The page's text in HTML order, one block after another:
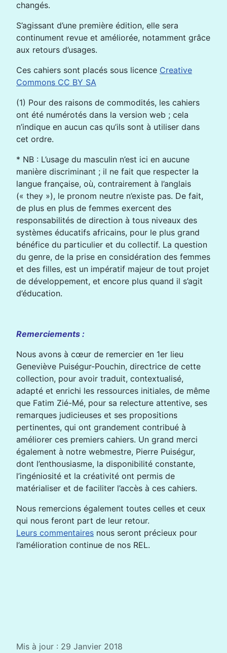
changés.
S’agissant d’une première édition, elle sera
continument revue et améliorée, notamment grâce
aux retours d’usages.
Ces cahiers sont placés sous licence Creative
Commons CC BY SA
(1) Pour des raisons de commodités, les cahiers
ont été numérotés dans la version web ; cela
n’indique en aucun cas qu’ils sont à utiliser dans
cet ordre.
* NB : L’usage du masculin n’est ici en aucune
manière discriminant ; il ne fait que respecter la
langue française, où, contrairement à l’anglais
(« they »), le pronom neutre n’existe pas. De fait,
de plus en plus de femmes exercent des
responsabilités de direction à tous niveaux des
systèmes éducatifs africains, pour le plus grand
bénéfice du particulier et du collectif. La question
du genre, de la prise en considération des femmes
et des filles, est un impératif majeur de tout projet
de développement, et encore plus quand il s’agit
d’éducation.
Remerciements :
Nous avons à cœur de remercier en 1er lieu
Geneviève Puiségur-Pouchin, directrice de cette
collection, pour avoir traduit, contextualisé,
adapté et enrichi les ressources initiales, de même
que Fatim Zié-Mé, pour sa relecture attentive, ses
remarques judicieuses et ses propositions
pertinentes, qui ont grandement contribué à
améliorer ces premiers cahiers. Un grand merci
également à notre webmestre, Pierre Puiségur,
dont l’enthousiasme, la disponibilité constante,
l’ingéniosité et la créativité ont permis de
matérialiser et de faciliter l’accès à ces cahiers.
Nous remercions également toutes celles et ceux
qui nous feront part de leur retour.
Leurs commentaires nous seront précieux pour
l’amélioration continue de nos REL.
Mis à jour : 29 Janvier 2018